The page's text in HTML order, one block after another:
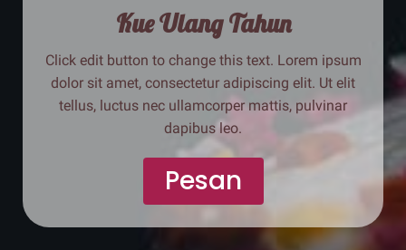
Kue Ulang Tahun
Click edit button to change this text. Lorem ipsum
dolor sit amet, consectetur adipiscing elit. Ut elit
tellus, luctus nec ullamcorper mattis, pulvinar
dapibus leo.
Pesan